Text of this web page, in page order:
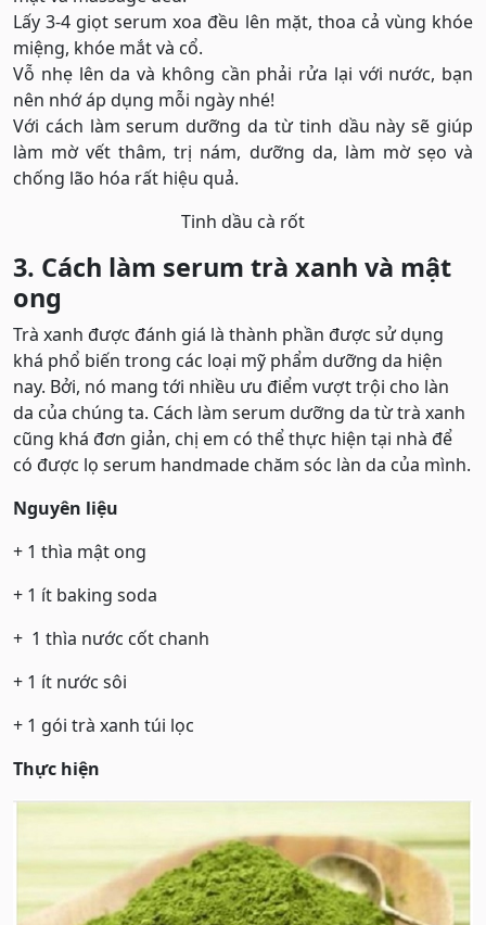
Lấy 3-4 giọt serum xoa đều lên mặt, thoa cả vùng khóe
miệng, khóe mắt và cổ.
Vỗ nhẹ lên da và không cần phải rửa lại với nước, bạn
nên nhớ áp dụng mỗi ngày nhé!
Với cách làm serum dưỡng da từ tinh dầu này sẽ giúp
làm mờ vết thâm, trị nám, dưỡng da, làm mờ sẹo và
chống lão hóa rất hiệu quả.
Tinh dầu cà rốt
3. Cách làm serum trà xanh và mật
ong
Trà xanh được đánh giá là thành phần được sử dụng
khá phổ biến trong các loại mỹ phẩm dưỡng da hiện
nay. Bởi, nó mang tới nhiều ưu điểm vượt trội cho làn
da của chúng ta. Cách làm serum dưỡng da từ trà xanh
cũng khá đơn giản, chị em có thể thực hiện tại nhà để
có được lọ serum handmade chăm sóc làn da của mình.
Nguyên liệu
+ 1 thìa mật ong
+ 1 ít baking soda
+ 1 thìa nước cốt chanh
+ 1 ít nước sôi
+ 1 gói trà xanh túi lọc
Thực hiện